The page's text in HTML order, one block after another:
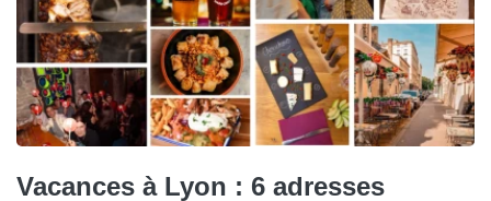
Vacances à Lyon : 6 adresses